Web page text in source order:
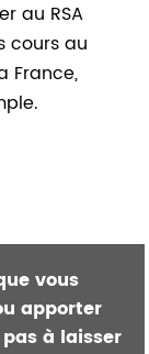
au RSA
cours au
France,
vous
apporter
à laisser